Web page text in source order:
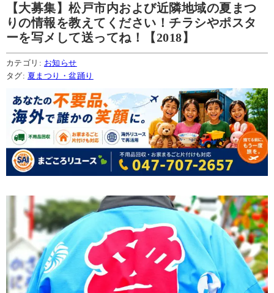
【大募集】松戸市内および近隣地域の夏まつ
りの情報を教えてください！チラシやポスタ
ーを写メして送ってね！【2018】
カテゴリ: お知らせ
タグ: 夏まつり・盆踊り